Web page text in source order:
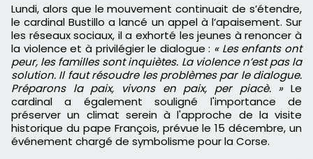
Lundi, alors que le mouvement continuait de s’étendre,
le cardinal Bustillo a lancé un appel à l’apaisement. Sur
les réseaux sociaux, il a exhorté les jeunes à renoncer à
la violence et à privilégier le dialogue : « Les enfants ont
peur, les familles sont inquiètes. La violence n’est pas la
solution. Il faut résoudre les problèmes par le dialogue.
Préparons la paix, vivons en paix, per piacè. » Le
cardinal a également souligné l'importance de
préserver un climat serein à l'approche de la visite
historique du pape François, prévue le 15 décembre, un
événement chargé de symbolisme pour la Corse.